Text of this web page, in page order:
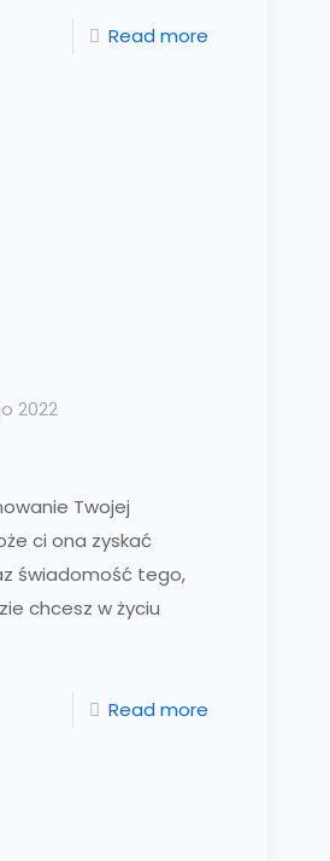
Read more
2022
Twojej
ci ona zyskać
świadomość tego,
chcesz w życiu
Read more